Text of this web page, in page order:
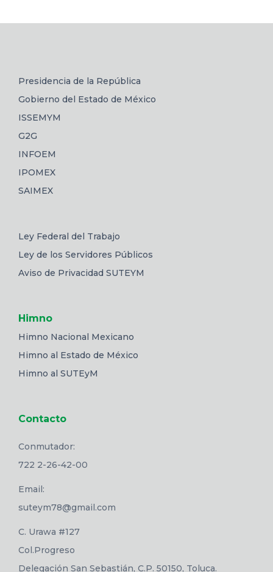
Presidencia de la República
Gobierno del Estado de México
ISSEMYM
G2G
INFOEM
IPOMEX
SAIMEX
Ley Federal del Trabajo
Ley de los Servidores Públicos
Aviso de Privacidad SUTEYM
Himno
Himno Nacional Mexicano
Himno al Estado de México
Himno al SUTEyM
Contacto
Conmutador:
722 2-26-42-00
Email:
suteym78@gmail.com
C. Urawa #127
Col.Progreso
Delegación San Sebastián, C.P. 50150, Toluca.